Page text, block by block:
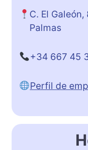
C. El
Palmas
+34 667 45
Perfil de